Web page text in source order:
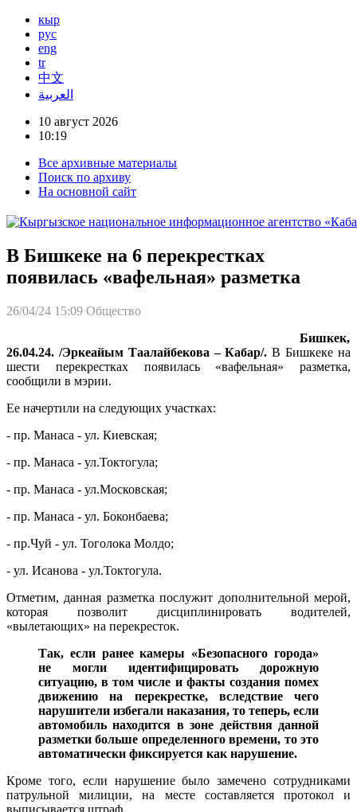
кыр
рус
eng
tr
中文
العربية
10 август 2026
10:19
Все архивные материалы
Поиск по архиву
На основной сайт
В Бишкеке на 6 перекрестках
появилась «вафельная» разметка
26/04/24 15:09 Общество
Бишкек,
26.04.24. /Эркеайым Таалайбекова – Кабар/.В Бишкеке на
шести перекрестках появилась «вафельная» разметка,
сообщили в мэрии.
Ее начертили на следующих участках:
- пр. Манаса - ул. Киевская;
- пр. Манаса - ул.Токтогула;
- пр. Манаса - ул.Московская;
- пр. Манаса - ул. Боконбаева;
- пр.Чуй - ул. Тоголока Молдо;
- ул. Исанова - ул.Токтогула.
Отметим, данная разметка послужит дополнительной мерой,
которая позволит дисциплинировать водителей,
«вылетающих» на перекресток.
Так, если ранее камеры «Безопасного города»
не могли идентифицировать дорожную
ситуацию, в том числе и факты создания помех
движению на перекрестке, вследствие чего
нарушители избегали наказания, то теперь, если
автомобиль находится в зоне действия данной
разметки больше определенного времени, то это
автоматически фиксируется как нарушение.
Кроме того, если нарушение было замечено сотрудниками
патрульной милиции, на месте составляется протокол и
выписывается штраф.